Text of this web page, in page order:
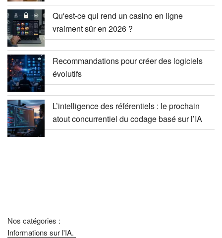
Qu'est-ce qui rend un casino en ligne
vraiment sûr en 2026 ?
Recommandations pour créer des logiciels
évolutifs
L’intelligence des référentiels : le prochain
atout concurrentiel du codage basé sur l’IA
Nos catégories :
Informations sur l'IA.